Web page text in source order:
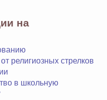
на
религиозных стрелков
в школьную